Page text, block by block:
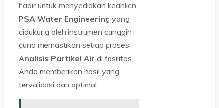
hadir untuk menyediakan keahlian
PSA Water Engineering yang
didukung oleh instrumen canggih
guna memastikan setiap proses
Analisis Partikel Air di fasilitas
Anda memberikan hasil yang
tervalidasi dan optimal.